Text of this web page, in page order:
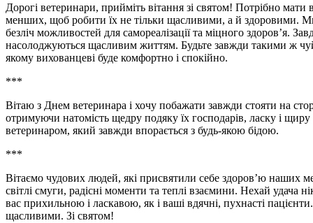
Дорогі ветеринари, прийміть вітання зі святом! Потрібно
менших, щоб робити їх не тільки щасливими, а й здоровими.
безліч можливостей для самореалізації та міцного здоров’я.
насолоджуються щасливим життям. Будьте завжди такими ж
якому вихованцеві буде комфортно і спокійно.
***
Вітаю з Днем ветеринара і хочу побажати завжди стояти на
отримуючи натомість щедру подяку їх господарів, ласку і
ветеринаром, який завжди впорається з будь-якою бідою.
***
Вітаємо чудових людей, які присвятили себе здоров’ю наших
світлі смуги, радісні моменти та теплі взаємини. Нехай удача
вас прихильною і ласкавою, як і ваші вдячні, пухнасті
щасливими. Зі святом!